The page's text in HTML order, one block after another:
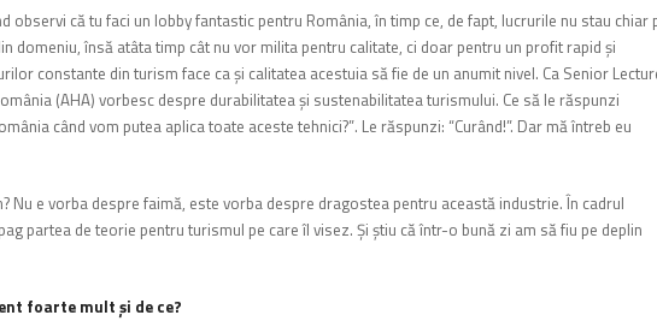
observi că tu faci un lobby fantastic pentru România, în timp ce, de fapt, lucrurile nu stau chiar
domeniu, însă atâta timp cât nu vor milita pentru calitate, ci doar pentru un profit rapid şi
constante din turism face ca şi calitatea acestuia să fie de un anumit nivel. Ca Senior
(AHA) vorbesc despre durabilitatea şi sustenabilitatea turismului. Ce să le răspunzi
când vom putea aplica toate aceste tehnici?”. Le răspunzi: “Curând!”. Dar mă întreb eu
Nu e vorba despre faimă, este vorba despre dragostea pentru această industrie. În cadrul
partea de teorie pentru turismul pe care îl visez. Şi ştiu că într-o bună zi am să fiu pe deplin
foarte mult şi de ce?